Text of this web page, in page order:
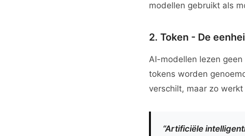
modellen gebruikt als
2. Token - De
AI-modellen lezen
tokens worden
verschilt, maar zo
“Artificiële